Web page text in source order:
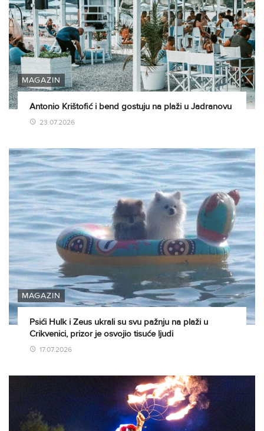
MAGAZIN
Antonio Krištofić i bend gostuju na plaži u Jadranovu
23.07.2026
MAGAZIN
Psići Hulk i Zeus ukrali su svu pažnju na plaži u
Crikvenici, prizor je osvojio tisuće ljudi
17.07.2026